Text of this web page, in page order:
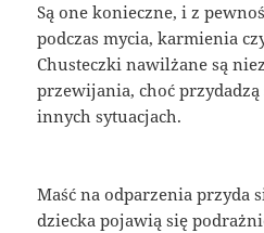
Są one konieczne, i z
podczas mycia, karmienia
Chusteczki nawilżane są
przewijania, choć
innych sytuacjach.
Maść na odparzenia przyda
dziecka pojawią się